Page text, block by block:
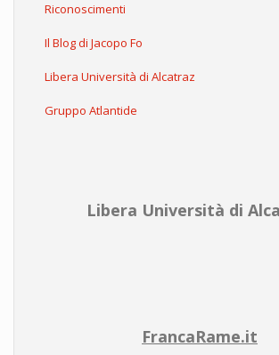
Riconoscimenti
Il Blog di Jacopo Fo
Libera Università di Alcatraz
Gruppo Atlantide
Libera Università di
FrancaRame.it